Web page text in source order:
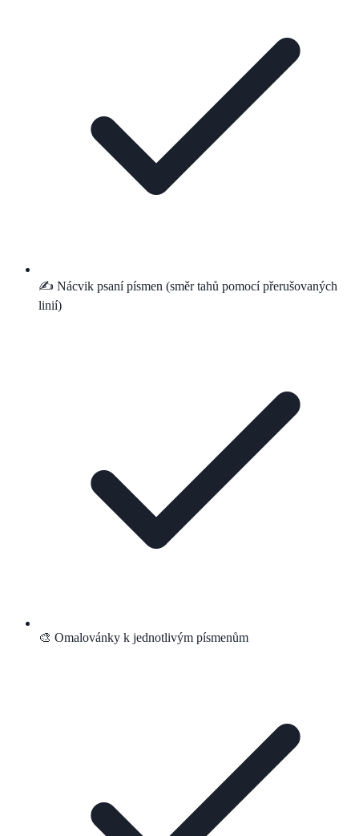
✍️ Nácvik psaní písmen (směr tahů pomocí přerušovaných
linií)
🎨 Omalovánky k jednotlivým písmenům